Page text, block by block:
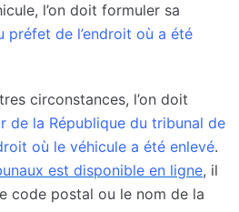
l’on doit formuler sa
préfet de l’endroit où a été
circonstances, l’on doit
de la République du tribunal de
où le véhicule a été enlevé.
est disponible en ligne, il
code postal ou le nom de la